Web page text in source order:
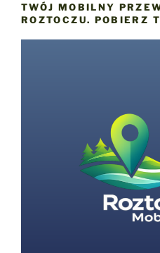
TWÓJ MOBILNY
ROZTOCZU. POBIERZ